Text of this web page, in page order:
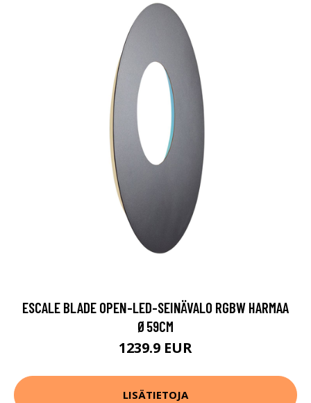
ESCALE BLADE OPEN-LED-SEINÄVALO RGBW HARMAA
Ø59CM
1239.9 EUR
LISÄTIETOJA